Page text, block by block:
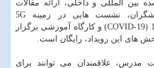
بین المللی و داخلی، ارائه مقالات
توسط دانشجویان و پژوهشگران، نشست هایی در زمینه 5G
Technology Trend و کووید 19 (COVID-19) و کارگاه آموزشی برگزار
های این رویداد، رایگان است.
مدرس، علاقمندان می توانند برای